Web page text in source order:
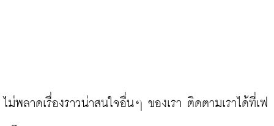
ไม่พลาดเรื่องราวน่าสนใจอื่นๆ ของเรา ติดตามเราได้ที่เฟ